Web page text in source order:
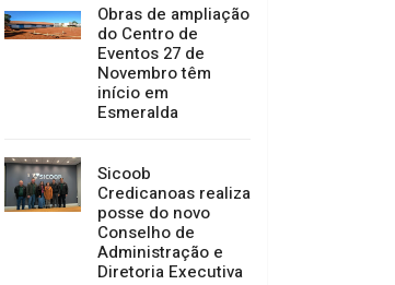
Obras de ampliação
do Centro de
Eventos 27 de
Novembro têm
início em
Esmeralda
Sicoob
Credicanoas realiza
posse do novo
Conselho de
Administração e
Diretoria Executiva